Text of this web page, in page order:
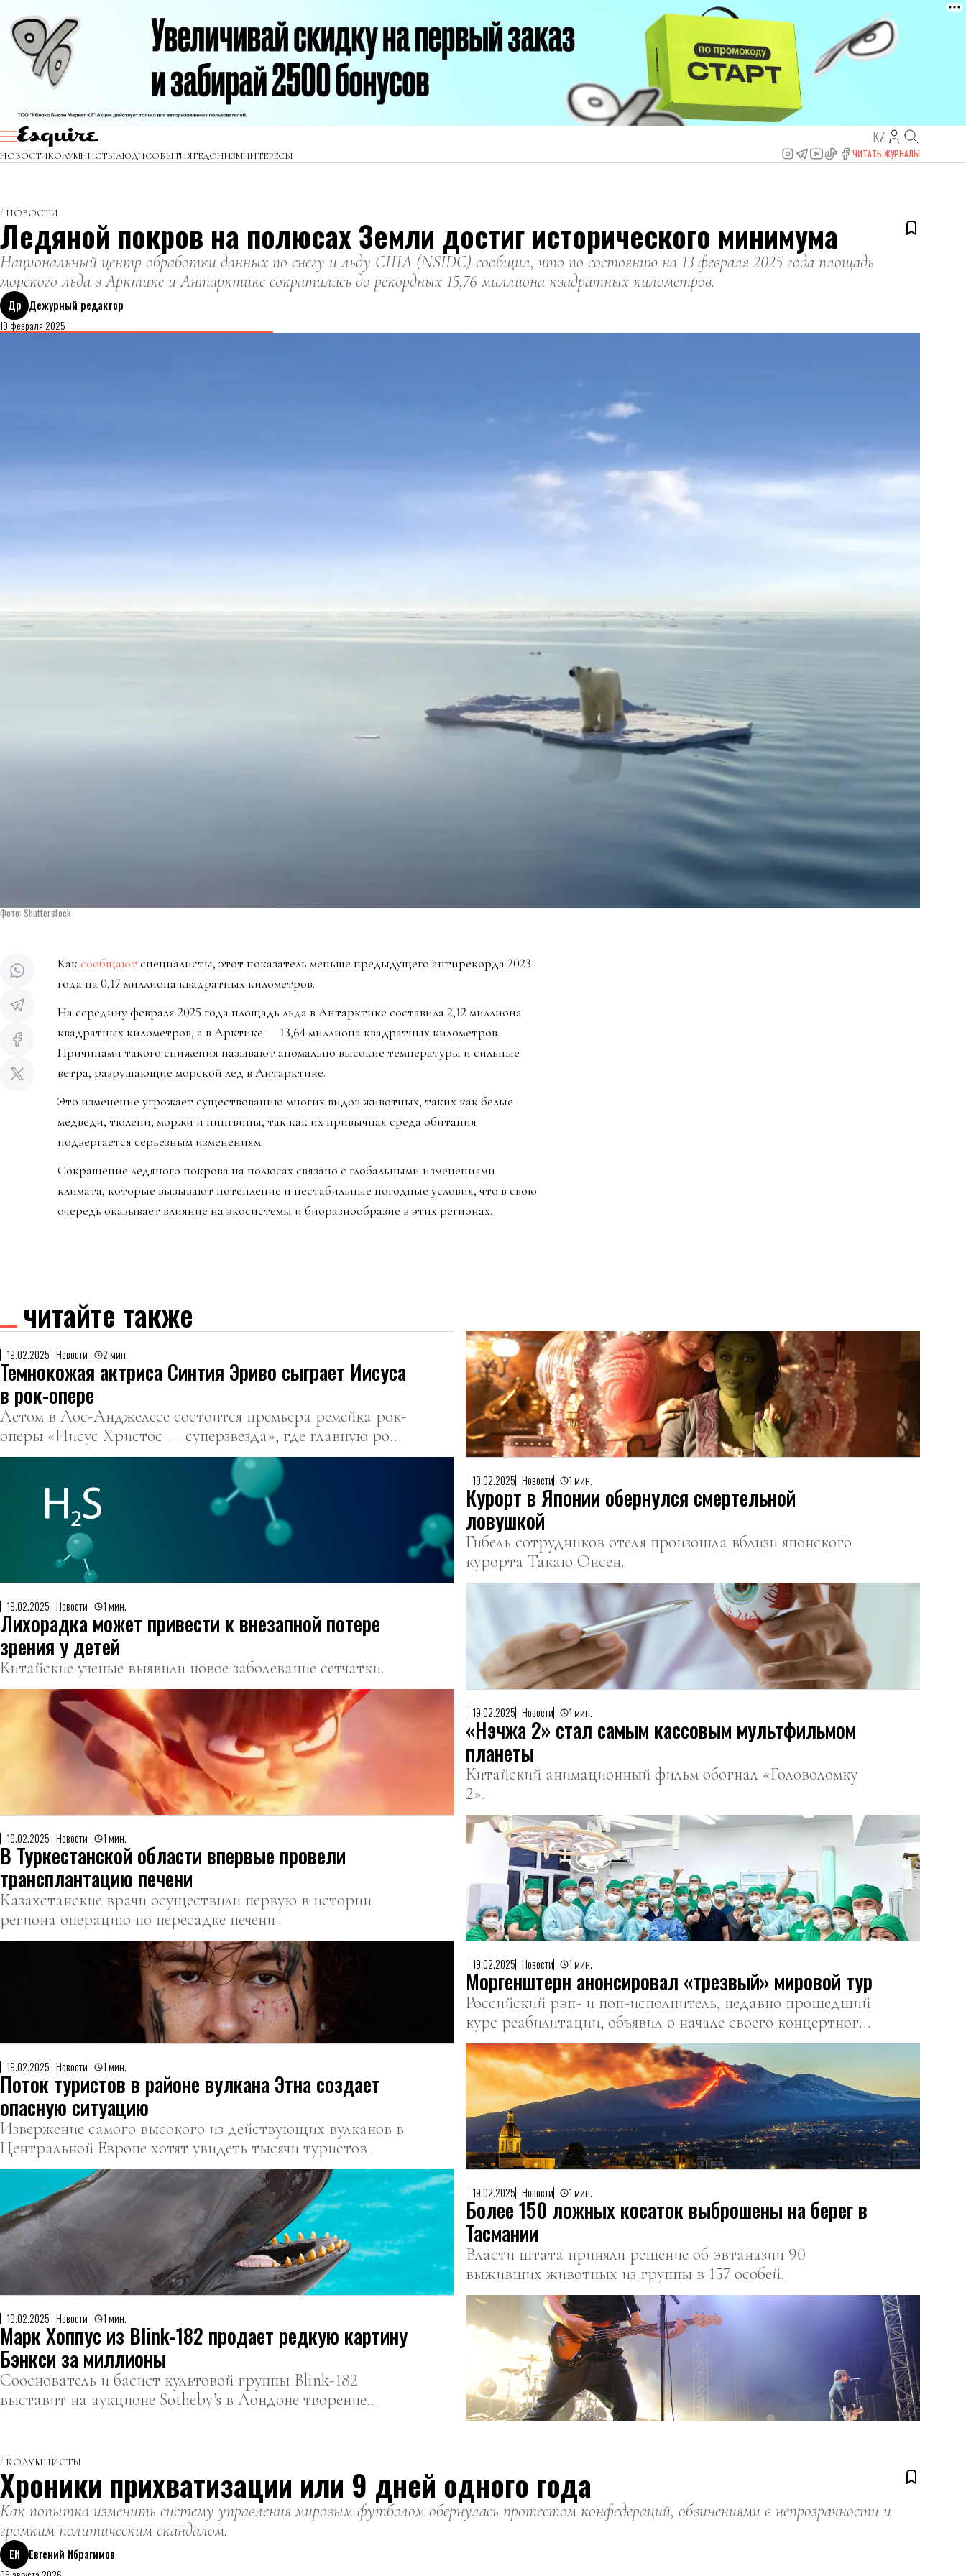
KZ
НОВОСТИКОЛУМНИСТЫЛЮДИСОБЫТИЯГЕДОНИЗМИНТЕРЕСЫ ЧИТАТЬ ЖУРНАЛЫ
НОВОСТИ
Ледяной покров на полюсах Земли достиг исторического минимума
Национальный центр обработки данных по снегу и льду США (NSIDC) сообщил, что по состоянию на 13 февраля 2025 года площадь
морского льда в Арктике и Антарктике сократилась до рекордных 15,76 миллиона квадратных километров.
Др Дежурный редактор
19 февраля 2025
Фото: Shutterstock
Каксообщают специалисты, этот показатель меньше предыдущего антирекорда 2023
года на 0,17 миллиона квадратных километров.
На середину февраля 2025 года площадь льда в Антарктике составила 2,12 миллиона
квадратных километров, а в Арктике — 13,64 миллиона квадратных километров.
Причинами такого снижения называют аномально высокие температуры и сильные
ветра, разрушающие морской лед в Антарктике.
Это изменение угрожает существованию многих видов животных, таких как белые
медведи, тюлени, моржи и пингвины, так как их привычная среда обитания
подвергается серьезным изменениям.
Сокращение ледяного покрова на полюсах связано с глобальными изменениями
климата, которые вызывают потепление и нестабильные погодные условия, что в свою
очередь оказывает влияние на экосистемы и биоразнообразие в этих регионах.
читайте также
19.02.2025 Новости 2 мин.
Темнокожая актриса Синтия Эриво сыграет Иисуса
в рок-опере
Летом в Лос-Анджелесе состоится премьера ремейка рок-
оперы «Иисус Христос — суперзвезда», где главную роль
исполнит темнокожая актриса Синтия Эриво.
19.02.2025 Новости 1 мин.
Курорт в Японии обернулся смертельной
ловушкой
Гибель сотрудников отеля произошла вблизи японского
курорта Такаю Онсен.
19.02.2025 Новости 1 мин.
Лихорадка может привести к внезапной потере
зрения у детей
Китайские ученые выявили новое заболевание сетчатки.
19.02.2025 Новости 1 мин.
«Нэчжа 2» стал самым кассовым мультфильмом
планеты
Китайский анимационный фильм обогнал «Головоломку
2».
19.02.2025 Новости 1 мин.
В Туркестанской области впервые провели
трансплантацию печени
Казахстанские врачи осуществили первую в истории
региона операцию по пересадке печени.
19.02.2025 Новости 1 мин.
Моргенштерн анонсировал «трезвый» мировой тур
Российский рэп- и поп-исполнитель, недавно прошедший
курс реабилитации, объявил о начале своего концертного
тура.
19.02.2025 Новости 1 мин.
Поток туристов в районе вулкана Этна создает
опасную ситуацию
Извержение самого высокого из действующих вулканов в
Центральной Европе хотят увидеть тысячи туристов.
19.02.2025 Новости 1 мин.
Более 150 ложных косаток выброшены на берег в
Тасмании
Власти штата приняли решение об эвтаназии 90
выживших животных из группы в 157 особей.
19.02.2025 Новости 1 мин.
Марк Хоппус из Blink-182 продает редкую картину
Бэнкси за миллионы
Сооснователь и басист культовой группы Blink-182
выставит на аукционе Sotheby’s в Лондоне творение
КОЛУМНИСТЫ
Хроники прихватизации или 9 дней одного года
Как попытка изменить систему управления мировым футболом обернулась протестом конфедераций, обвинениями в непрозрачности и
громким политическим скандалом.
ЕИ
Евгений Ибрагимов